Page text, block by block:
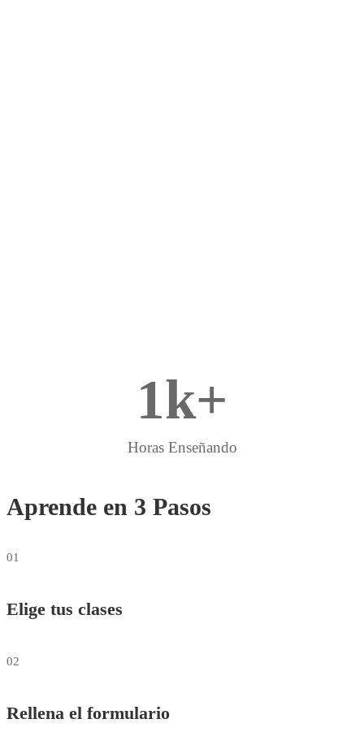
1k+
Horas Enseñando
Aprende en 3 Pasos
01
Elige tus clases
02
Rellena el formulario